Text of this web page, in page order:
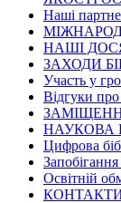
Наші
НАШІ
ЗАХОДИ
Участь у
Відгуки
НАУКОВА
Цифрова
Запобігання
Освітній